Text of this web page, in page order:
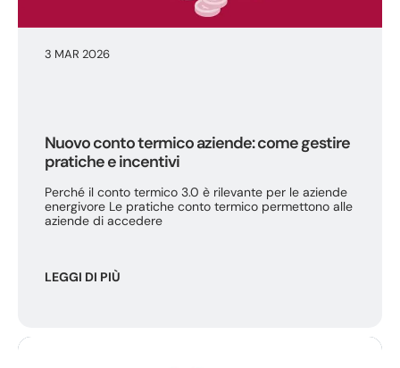
3 MAR 2026
Nuovo conto termico aziende: come gestire
pratiche e incentivi
Perché il conto termico 3.0 è rilevante per le aziende
energivore Le pratiche conto termico permettono alle
aziende di accedere
LEGGI DI PIÙ